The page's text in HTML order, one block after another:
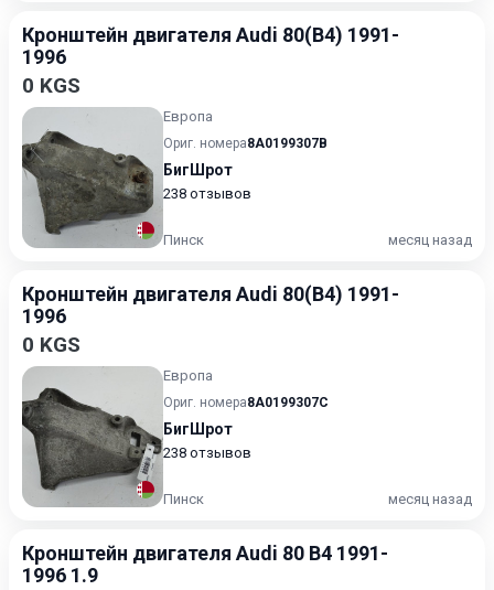
Кронштейн двигателя Audi 80(B4) 1991-
1996
0 KGS
Европа
Ориг. номера8A0199307B
БигШрот
238 отзывов
Пинск месяц назад
Кронштейн двигателя Audi 80(B4) 1991-
1996
0 KGS
Европа
Ориг. номера8A0199307C
БигШрот
238 отзывов
Пинск месяц назад
Кронштейн двигателя Audi 80 B4 1991-
1996 1.9